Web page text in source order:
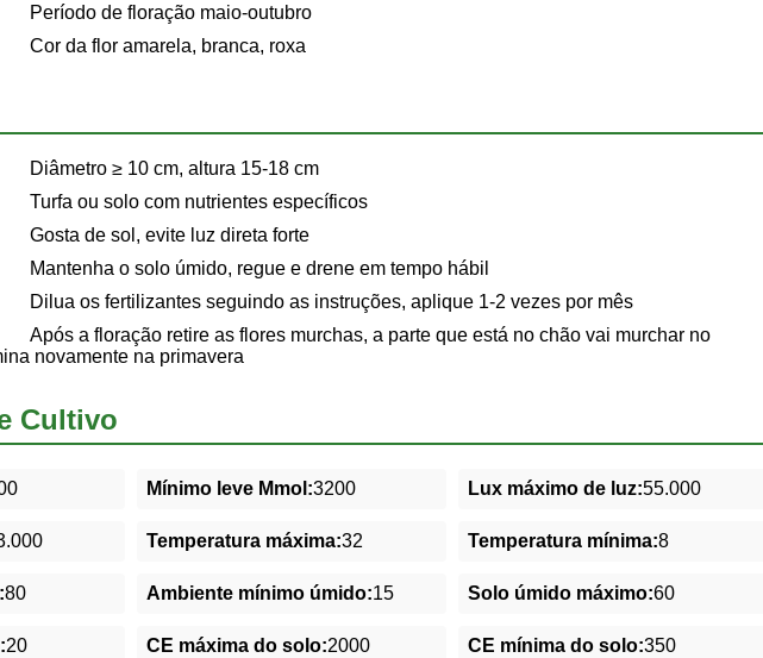
Período de floração maio-outubro
Cor da flor amarela, branca, roxa
Diâmetro ≥ 10 cm, altura 15-18 cm
Turfa ou solo com nutrientes específicos
Gosta de sol, evite luz direta forte
Mantenha o solo úmido, regue e drene em tempo hábil
Dilua os fertilizantes seguindo as instruções, aplique 1-2 vezes por mês
Após a floração retire as flores murchas, a parte que está no chão vai murchar no
novamente na primavera
Cultivo
Mínimo leve Mmol:3200 Lux máximo de luz:55.000
Temperatura máxima:32 Temperatura mínima:8
80 Ambiente mínimo úmido:15 Solo úmido máximo:60
20 CE máxima do solo:2000 CE mínima do solo:350